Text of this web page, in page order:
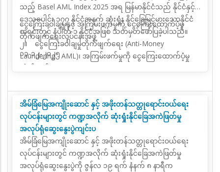
သည့် Basel AML Index 2025 အရ မြန်မာနိုင်ငံသည် နိုင်ငံနှင့်
ဒေသပေါင်း ၁၇၇ နိုင်ငံအနက် ဆုံးရှုံး နိုင်ခြေမြင့်မားသောနိုင်ငံ
စာရင်းတွင် နံပါတ် ၁ နိုင်ငံအဖြစ် သတ်မှတ်ဖော်ပြခဲ့ပါသည်။
၂။ ငွေကြေးခဝါချမှုတိုက်ဖျက်ရေး (Anti-Money
Laundering - AML)၊ အကြမ်းဖက်မှုကို ငွေကြေးထောက်ပံ့မှု
ရေးကို ငွေကြေးထောက်ပံ့မှုတိုက်ဖျက်ရေး (Countering the
Proliferation of Financing of Weapon of Mass
Destruction - CPF) လုပ်ငန်းများကို ကမ္ဘာလုံးဆိုင်ရာ ဦးဆောင်
အဖွဲ့အစည်းအနေဖြင့် ဆောင်ရွက်လျက်ရှိသည့် အဖွဲ့အစည်းမှာ
စက်မှုထိပ်သီး ၇ နိုင်ငံ အပါအဝင် နိုင်ငံနှင့် အဖွဲ့အစည်းပေါင်း
၄၀ တို့မှ ဝန်ကြီး များဖြင့် ဖွဲ့စည်းထားသည့် ငွေကြေးဆိုင်ရာ
အရေးယူဆောင်ရွက်ရေးအဖွဲ့ (Financial Action Task Force -
ငွေကြေးခဝါချမှုနှင့် အကြမ်းဖက်မှုကို ငွေကြေးထောက်ပံ့မှု
တိုက်ဖျက်ရေးလုပ်ငန်းအဖွဲ့
၁၁-၁၂-၂၀၂၅
အိမ်ခြံမြေအကျိုးဆောင် နှင့် အဖိုးတန်သတ္တုရောင်းဝယ်ရေး
လုပ်ငန်းများတွင် ကဏ္ဍအလိုက် ဆုံးရှုံးနိုင်ခြေအကဲဖြတ်မှု
အလုပ်ရုံဆွေးနွေးပွဲကျင်းပ
အိမ်ခြံမြေအကျိုးဆောင် နှင့် အဖိုးတန်သတ္တုရောင်းဝယ်ရေး
လုပ်ငန်းများတွင် ကဏ္ဍအလိုက် ဆုံးရှုံးနိုင်ခြေအကဲဖြတ်မှု
အလုပ်ရုံဆွေးနွေးပွဲကို ဇွန်လ ၁၉ ရက် နံနက် ၈ နာရီက